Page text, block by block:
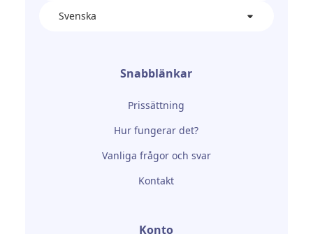
Svenska
Snabblänkar
Prissättning
Hur fungerar det?
Vanliga frågor och svar
Kontakt
Konto